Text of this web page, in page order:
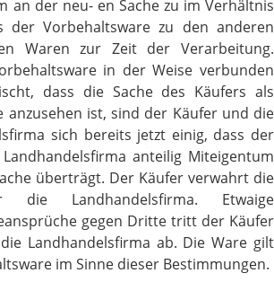
an der neu- en Sache zu im Verhältnis
der Vorbehaltsware zu den anderen
Waren zur Zeit der Verarbeitung.
in der Weise verbunden
dass die Sache des Käufers als
anzusehen ist, sind der Käufer und die
sich bereits jetzt einig, dass der
anteilig Miteigentum
überträgt. Der Käufer verwahrt die
Landhandelsfirma. Etwaige
gegen Dritte tritt der Käufer
Landhandelsfirma ab. Die Ware gilt
im Sinne dieser Bestimmungen.